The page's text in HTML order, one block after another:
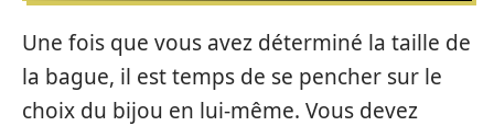
Une fois que vous avez déterminé la taille de
la bague, il est temps de se pencher sur le
choix du bijou en lui-même. Vous devez